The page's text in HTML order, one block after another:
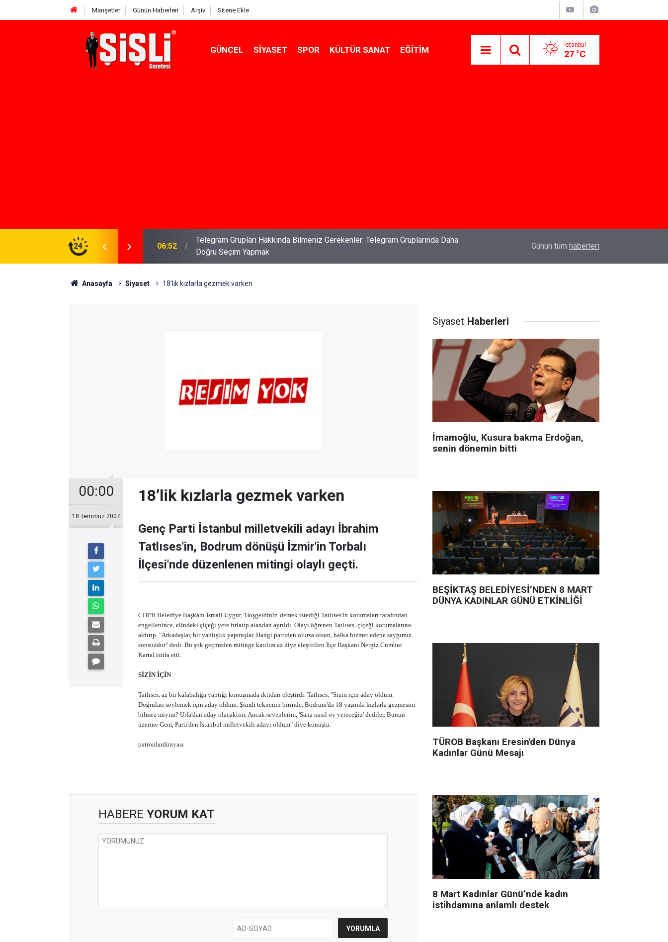
Manşetler Günün Haberleri Arşiv Sitene Ekle
GÜNCEL SIYASET SPOR KÜLTÜR SANAT EĞITIM İstanbul
27 °C
24
Gerekenler: Telegram Gruplarında Daha
04:43 İş Davaları: Haklarınızı Bilmek ve Koruma Altına Almak Özlem Drahyalı Kimdir, Nereli ve Kaç
Günün tüm haberleri
Anasayfa Siyaset 18’lik kızlarla gezmek varken
00:00
18 Temmuz 2007
18’lik kızlarla gezmek varken
Genç Parti İstanbul milletvekili adayı İbrahim
Tatlıses'in, Bodrum dönüşü İzmir'in Torbalı
İlçesi'nde düzenlenen mitingi olaylı geçti.
CHP'li Belediye Başkanı İsmail Uygur, 'Hoşgeldiniz' demek istediği Tatlıses'in korumaları tarafından
engellenince, elindeki çiçeği yere fırlatıp alandan ayrıldı. Olayı öğrenen Tatlıses, çiçeği korumalarına
aldırıp, "Arkadaşlar, bir yanlışlık yapmışlar. Hangi partiden olursa olsun, halka hizmet edene saygımız
sonsuzdur" dedi. Bu şok geçmeden mitinge katılım az diye eleştirilen İlçe Başkanı Nergiz Cumhur
Kartal istifa etti.
SİZİN İÇİN
Tatlıses, az bir kalabalığa yaptığı konuşmada iktidarı eleştirdi. Tatlıses, "Sizin için aday oldum.
Doğruları söylemek için aday oldum. Şimdi teknenin birinde, Bodrum'da 18 yaşında kızlarla gezmesini
bilmez miyim? Urfa'dan aday olacaktım. Ancak sevenlerim, 'Sana nasıl oy vereceğiz' dediler. Bunun
üzerine Genç Parti'den İstanbul milletvekili adayı oldum" diye konuştu.
patronlardünyası
HABERE YORUM KAT
Siyaset Haberleri
İmamoğlu, Kusura bakma Erdoğan,
senin dönemin bitti
BEŞİKTAŞ BELEDİYESİ’NDEN 8 MART
DÜNYA KADINLAR GÜNÜ ETKİNLİĞİ
TÜROB Başkanı Eresin'den Dünya
Kadınlar Günü Mesajı
8 Mart Kadınlar Günü’nde kadın
istihdamına anlamlı destek